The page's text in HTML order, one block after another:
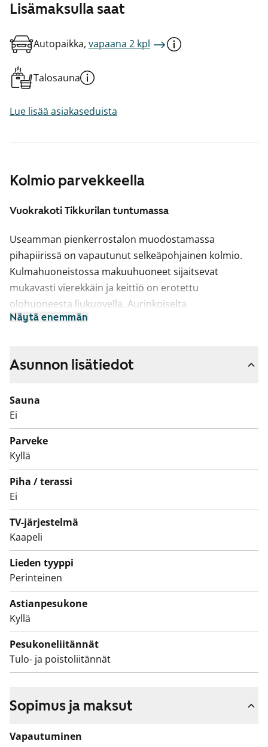
Kolmio parvekkeella
Vuokrakoti Tikkurilan tuntumassa
Useamman pienkerrostalon muodostamassa
pihapiirissä on vapautunut selkeäpohjainen kolmio.
Kulmahuoneistossa makuuhuoneet sijaitsevat
mukavasti vierekkäin ja keittiö on erotettu
olohuoneesta liukuovella. Aurinkoiselta
eteläparvekkeelta voi seurata sekä kävelykadun että
Asuinhuoneiden lattiamateriaalina on laminaatti.
Kaapistot ovat valkoiset ja kaapistojen välitila on
laatoitettu valkoisilla laatoilla. Varustukseen kuuluu
jää-pakastinkaappi, astianpesukone ja nelilevyinen
sähköliesi.
Kylpyhuoneessa on massalattia ja kaakeloidut seinät.
Siellä on paikka pesukoneellesi. Säilytystilaa löytyy
vaatehuoneesta.
Olisiko tässä elämäsi uusi vuokrakoti? Tervetuloa
tutustumaan paikan päälle!
Näytä enemmän
Lisämaksulla saat
Autopaikka, vapaana 2 kpl
Talosauna
Lue lisää asiakaseduista
Asunnon lisätiedot
Sauna
Ei
Parveke
Kyllä
Piha / terassi
Ei
TV-järjestelmä
Kaapeli
Lieden tyyppi
Perinteinen
Astianpesukone
Kyllä
Pesukoneliitännät
Tulo- ja poistoliitännät
Sopimus ja maksut
Vapautuminen